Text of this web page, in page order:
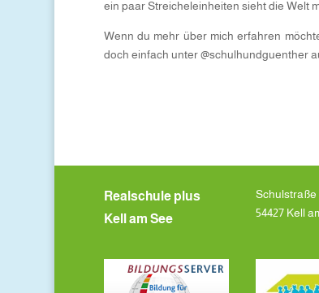
ein paar Streicheleinheiten sieht die Welt
Wenn du mehr über mich erfahren
doch einfach unter @schulhundguenther
Realschule plus
Kell am See
Schulstraße
54427 Kell